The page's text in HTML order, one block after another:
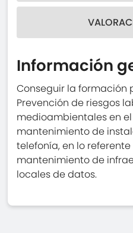
Información
Conseguir la formación
Prevención de riesgos
medioambientales en
mantenimiento de
telefonía, en lo
mantenimiento de
locales de datos.